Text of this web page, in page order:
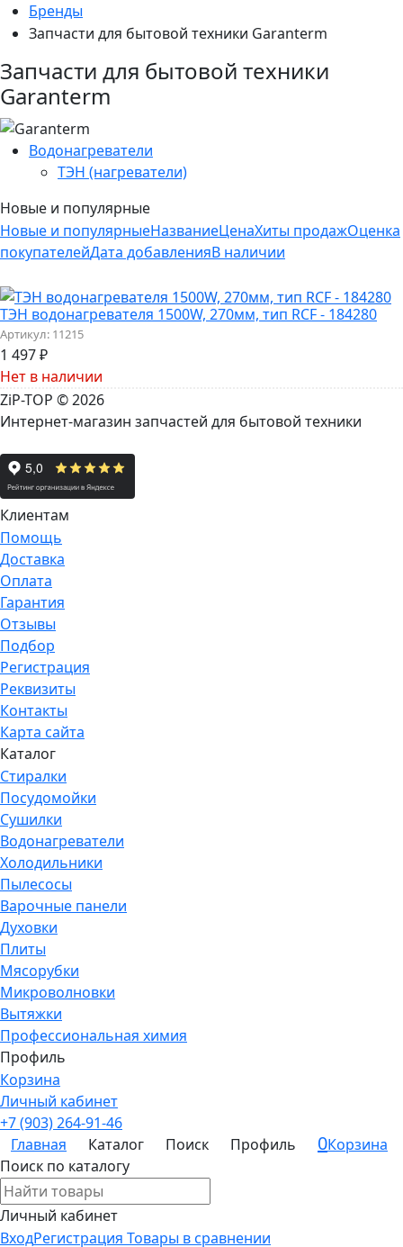
Бренды
Запчасти для бытовой техники Garanterm
Запчасти для бытовой техники
Garanterm
Водонагреватели
ТЭН (нагреватели)
Новые и популярные
Новые и популярныеНазваниеЦенаХиты продажОценка
покупателейДата добавленияВ наличии
ТЭН водонагревателя 1500W, 270мм, тип RCF - 184280
Артикул: 11215
1 497₽
Нет в наличии
ZiP-TOP © 2026
Интернет-магазин запчастей для бытовой техники
Клиентам
Помощь
Доставка
Оплата
Гарантия
Отзывы
Подбор
Регистрация
Реквизиты
Контакты
Карта сайта
Каталог
Стиралки
Посудомойки
Сушилки
Водонагреватели
Холодильники
Пылесосы
Варочные панели
Духовки
Плиты
Мясорубки
Микроволновки
Вытяжки
Профессиональная химия
Профиль
Корзина
Личный кабинет
+7 (903) 264-91-46
Главная
Каталог Поиск Профиль 0Корзина
Поиск по каталогу
Личный кабинет
ВходРегистрация Товары в сравнении